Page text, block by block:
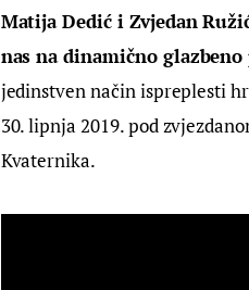
Matija Dedić i Zvjedan
nas na dinamično
jedinstven način ispreplesti
30. lipnja 2019. pod
Kvaternika.